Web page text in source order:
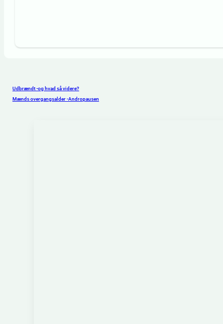
Udbrændt -og hvad så videre?
Mænds overgangsalder -Andropausen